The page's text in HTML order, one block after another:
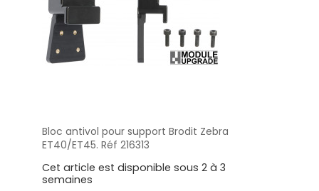
Aperçu
Bloc antivol pour support Brodit Zebra
ET40/ET45. Réf 216313
Cet article est disponible sous 2 à 3
semaines